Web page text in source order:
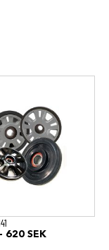
620 SEKPrisintervall: